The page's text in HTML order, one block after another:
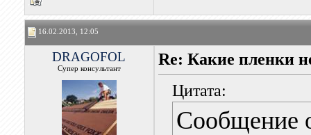
16.02.2013, 12:05
DRAGOFOL
Супер консультант
Re: Какие пленки
Цитата:
Сообщение